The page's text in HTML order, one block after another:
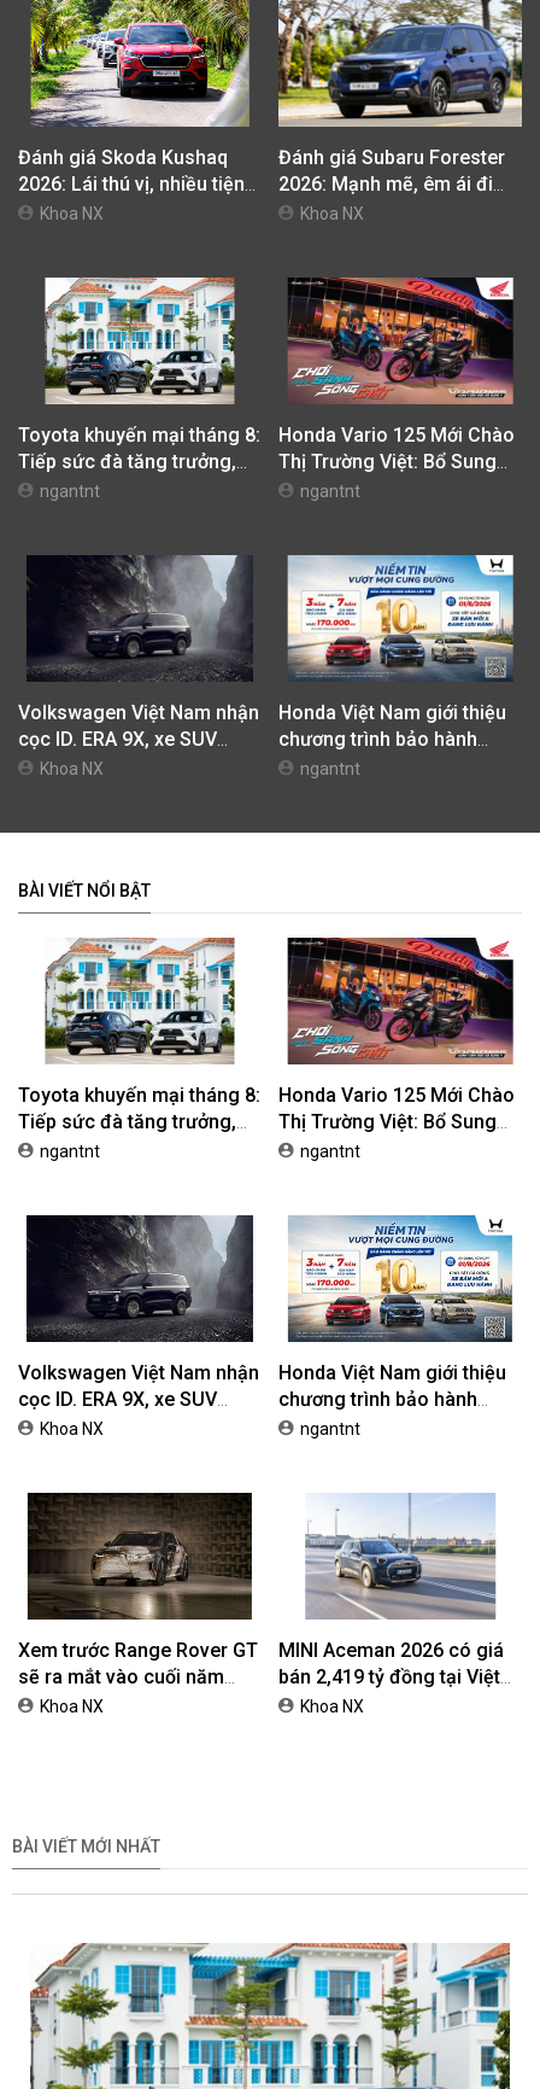
Đánh giá Skoda Kushaq
2026: Lái thú vị, nhiều tiện
nghi, giá cạnh tranh
Khoa NX
Đánh giá Subaru Forester
2026: Mạnh mẽ, êm ái đi
cùng hệ thống ADAS hoàn
Khoa NX
Toyota khuyến mại tháng 8:
Tiếp sức đà tăng trưởng,
tối ưu chi phí mua xe
ngantnt
Honda Vario 125 Mới Chào
Thị Trường Việt: Bổ Sung
Phiên Bản Street, Giá Từ
ngantnt
Volkswagen Việt Nam nhận
cọc ID. ERA 9X, xe SUV
EREV dự kiến giá dưới 3 tỷ
Khoa NX
Honda Việt Nam giới thiệu
chương trình bảo hành
chính hãng lên tới 10 năm
ngantnt
BÀI VIẾT NỔI BẬT
Toyota khuyến mại tháng 8:
Tiếp sức đà tăng trưởng,
tối ưu chi phí mua xe
ngantnt
Honda Vario 125 Mới Chào
Thị Trường Việt: Bổ Sung
Phiên Bản Street, Giá Từ
ngantnt
Volkswagen Việt Nam nhận
cọc ID. ERA 9X, xe SUV
EREV dự kiến giá dưới 3 tỷ
Khoa NX
Honda Việt Nam giới thiệu
chương trình bảo hành
chính hãng lên tới 10 năm
ngantnt
Xem trước Range Rover GT
sẽ ra mắt vào cuối năm
2026Khoa NX
MINI Aceman 2026 có giá
bán 2,419 tỷ đồng tại Việt
NamKhoa NX
BÀI VIẾT MỚI NHẤT